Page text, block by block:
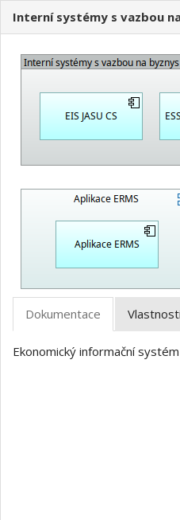
Interní systémy s vazbou
Ekonomický informační systém